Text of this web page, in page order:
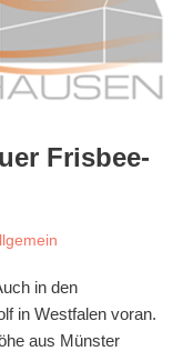
Frisbee-
in den
in Westfalen voran.
aus Münster